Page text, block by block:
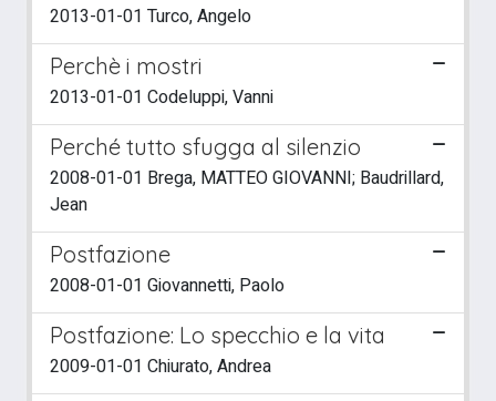
2013-01-01 Turco, Angelo
Perchè i mostri
2013-01-01 Codeluppi, Vanni
Perché tutto sfugga al silenzio
2008-01-01 Brega, MATTEO GIOVANNI; Baudrillard,
Jean
Postfazione
2008-01-01 Giovannetti, Paolo
Postfazione: Lo specchio e la vita
2009-01-01 Chiurato, Andrea